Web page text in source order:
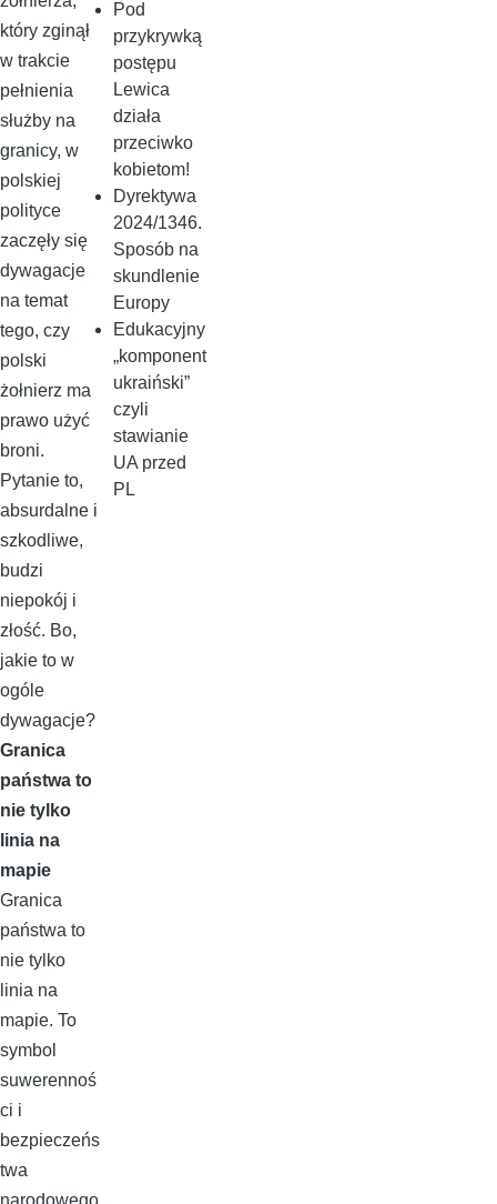
który zginął
w trakcie
pełnienia
służby na
granicy, w
polskiej
polityce
zaczęły się
dywagacje
na temat
tego, czy
polski
żołnierz ma
prawo użyć
broni.
Pytanie to,
absurdalne i
szkodliwe,
budzi
niepokój i
złość. Bo,
jakie to w
ogóle
dywagacje?
Granica
państwa to
nie tylko
linia na
mapie
Granica
państwa to
nie tylko
linia na
mapie. To
symbol
suwerennoś
ci i
bezpieczeńs
twa
Pod
przykrywką
postępu
Lewica
działa
przeciwko
kobietom!
Dyrektywa
2024/1346.
Sposób na
skundlenie
Europy
Edukacyjny
„komponent
ukraiński”
czyli
stawianie
UA przed
PL